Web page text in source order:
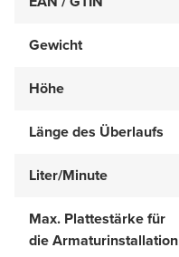
Gewicht
Höhe
Länge des Überlaufs
Liter/Minute
Max. Plattestärke für
die Armaturinstallation